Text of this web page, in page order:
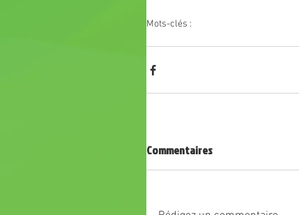
Mots-clés :
Commentaires